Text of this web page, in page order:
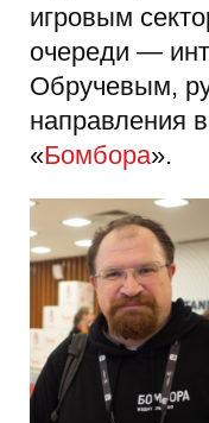
игровым
очереди —
Обручевым,
направления
«Бомбора».